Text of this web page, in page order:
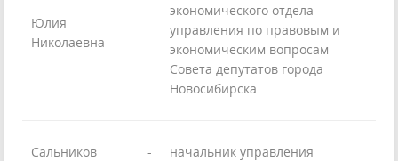
Юлия
Николаевна
экономического отдела
управления по правовым и
экономическим вопросам
Совета депутатов города
Новосибирска
Сальников
-
начальник управления